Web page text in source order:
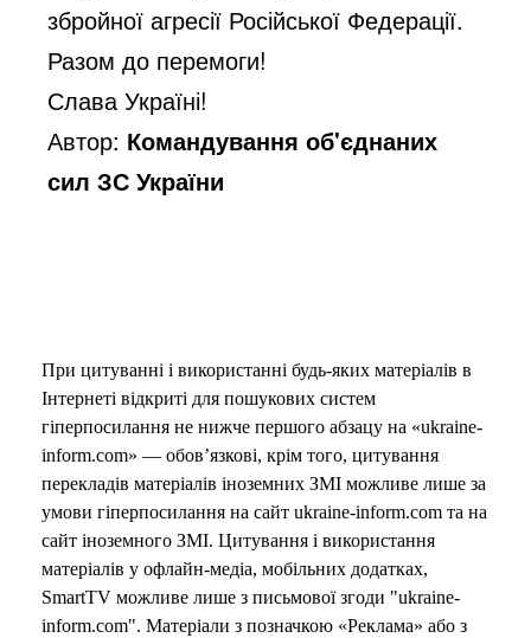
збройної агресії Російської Федерації.
Разом до перемоги!
Слава Україні!
Автор: Командування об'єднаних
сил ЗС України
При цитуванні і використанні будь-яких матеріалів в
Інтернеті відкриті для пошукових систем
гіперпосилання не нижче першого абзацу на «ukraine-
inform.com» — обов’язкові, крім того, цитування
перекладів матеріалів іноземних ЗМІ можливе лише за
умови гіперпосилання на сайт ukraine-inform.com та на
сайт іноземного ЗМІ. Цитування і використання
матеріалів у офлайн-медіа, мобільних додатках,
SmartTV можливе лише з письмової згоди "ukraine-
inform.com". Матеріали з позначкою «Реклама» або з